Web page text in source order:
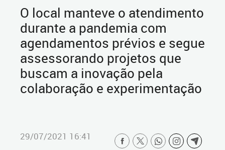
O local manteve o atendimento
durante a pandemia com
agendamentos prévios e segue
assessorando projetos que
buscam a inovação pela
colaboração e experimentação
29/07/2021 16:41